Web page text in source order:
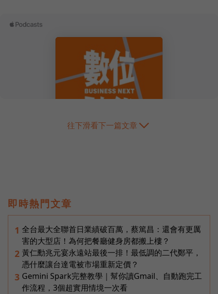
往下滑看下一篇文章
即時熱門文章
1 全台最大全聯首日業績破百萬，蔡篤昌：還會有更厲
害的大型店！為何把餐廳健身房都搬上樓？
2 黃仁勳兆元宴永遠站最後一排！最低調的二代鄭平，
憑什麼讓台達電被市場重新定價？
3 Gemini Spark完整教學｜幫你讀Gmail、自動跑完工
作流程，3個超實用情境一次看